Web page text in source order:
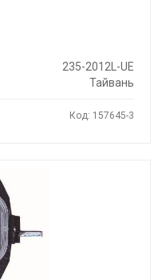
235-2012L-UE
Тайвань
Код: 157645-3